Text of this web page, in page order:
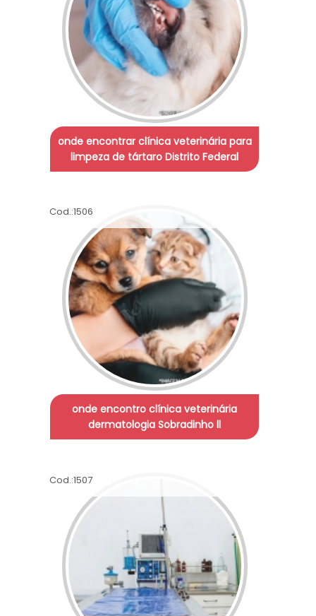
onde encontrar clínica veterinária para
limpeza de tártaro Distrito Federal
Cod.:1506
onde encontro clínica veterinária
dermatologia Sobradinho ll
Cod.:1507